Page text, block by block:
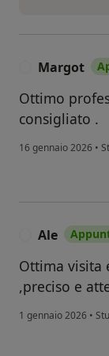
Margot
Ottimo
consigliato .
16 gennaio 2026 •
Ale
Ottima visita
,preciso e
1 gennaio 2026 •